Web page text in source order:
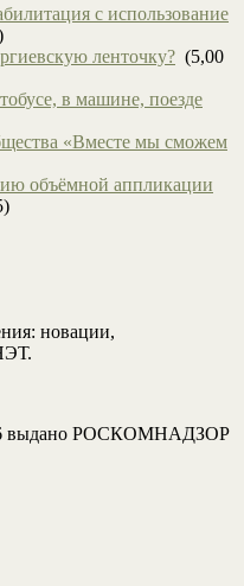
с использование
ленточку? (5,00
в машине, поезде
«Вместе мы сможем
объёмной аппликации
новации,
выдано РОСКОМНАДЗОР